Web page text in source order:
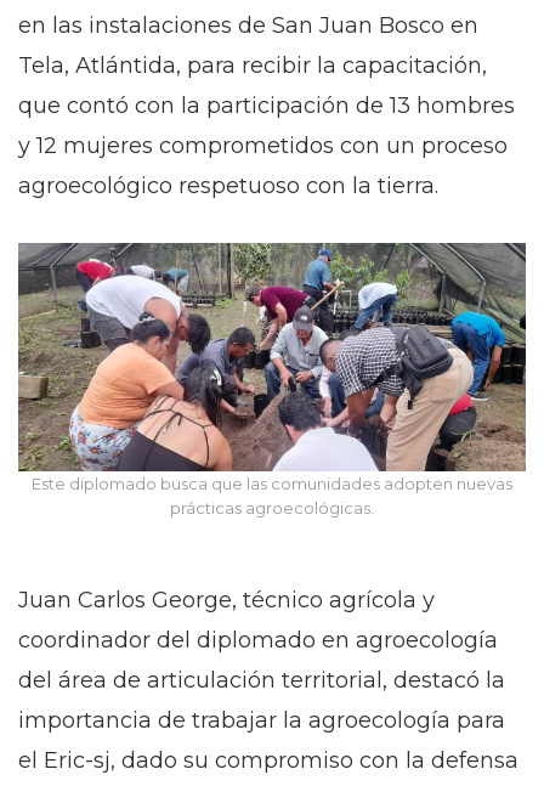
en las instalaciones de San Juan Bosco en
Tela, Atlántida, para recibir la capacitación,
que contó con la participación de 13 hombres
y 12 mujeres comprometidos con un proceso
agroecológico respetuoso con la tierra.
Este diplomado busca que las comunidades adopten nuevas
prácticas agroecológicas.
Juan Carlos George, técnico agrícola y
coordinador del diplomado en agroecología
del área de articulación territorial, destacó la
importancia de trabajar la agroecología para
el Eric-sj, dado su compromiso con la defensa